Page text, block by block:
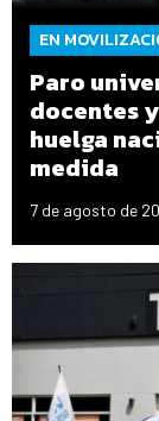
EN
Paro
docentes
huelga
medida
7 de agosto de